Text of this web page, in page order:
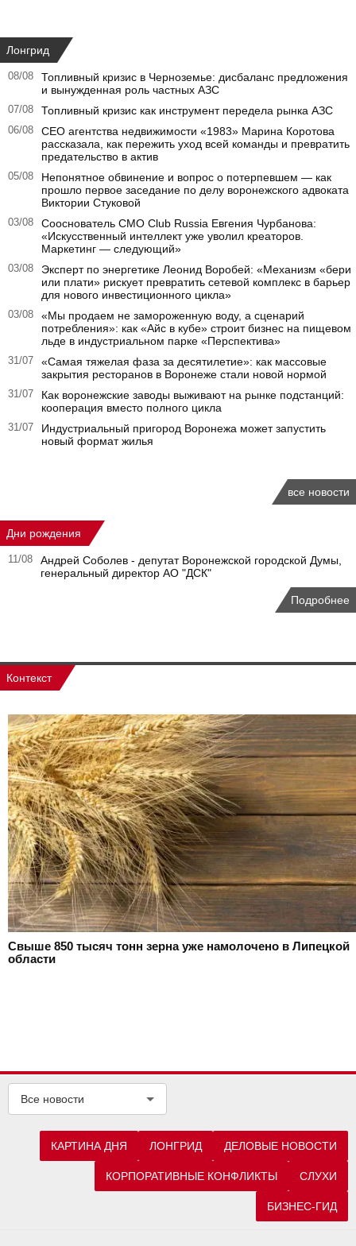
Лонгрид
08/08
Топливный кризис в Черноземье: дисбаланс предложения
и вынужденная роль частных АЗС
07/08 Топливный кризис как инструмент передела рынка АЗС
06/08
CEO агентства недвижимости «1983» Марина Коротова
рассказала, как пережить уход всей команды и превратить
предательство в актив
05/08
Непонятное обвинение и вопрос о потерпевшем — как
прошло первое заседание по делу воронежского адвоката
Виктории Стуковой
03/08
Сооснователь CMO Club Russia Евгения Чурбанова:
«Искусственный интеллект уже уволил креаторов.
Маркетинг — следующий»
03/08
Эксперт по энергетике Леонид Воробей: «Механизм «бери
или плати» рискует превратить сетевой комплекс в барьер
для нового инвестиционного цикла»
03/08
«Мы продаем не замороженную воду, а сценарий
потребления»: как «Айс в кубе» строит бизнес на пищевом
льде в индустриальном парке «Перспектива»
31/07
«Самая тяжелая фаза за десятилетие»: как массовые
закрытия ресторанов в Воронеже стали новой нормой
31/07
Как воронежские заводы выживают на рынке подстанций:
кооперация вместо полного цикла
31/07
Индустриальный пригород Воронежа может запустить
новый формат жилья
все новости
Дни рождения
11/08
Андрей Соболев - депутат Воронежской городской Думы,
генеральный директор АО "ДСК"
Подробнее
Контекст
Свыше 850 тысяч тонн зерна уже намолочено в Липецкой
области
Все новости
КАРТИНА ДНЯ ЛОНГРИД ДЕЛОВЫЕ НОВОСТИ
КОРПОРАТИВНЫЕ КОНФЛИКТЫ СЛУХИ
БИЗНЕС-ГИД